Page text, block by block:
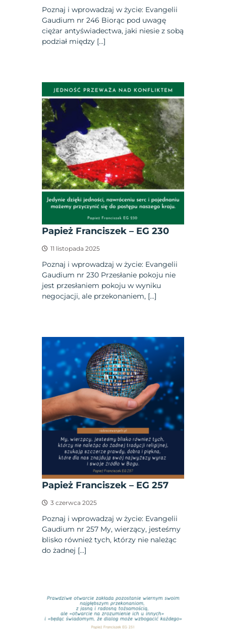
Poznaj i wprowadzaj w życie: Evangelii
Gaudium nr 246 Biorąc pod uwagę
ciężar antyświadectwa, jaki niesie z sobą
podział między […]
Papież Franciszek – EG 230
11 listopada 2025
Poznaj i wprowadzaj w życie: Evangelii
Gaudium nr 230 Przesłanie pokoju nie
jest przesłaniem pokoju w wyniku
negocjacji, ale przekonaniem, […]
Papież Franciszek – EG 257
3 czerwca 2025
Poznaj i wprowadzaj w życie: Evangelii
Gaudium nr 257 My, wierzący, jesteśmy
blisko również tych, którzy nie należąc
do żadnej […]